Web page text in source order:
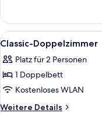
Zimmer,
1 Doppelbett
und
Alle
Fotos
für
Classic-
Doppelzimmer
anzeigen
10
Classic-Doppelzimmer
Platz für 2 Personen
1 Doppelbett
Kostenloses WLAN
Weitere Details
Weitere